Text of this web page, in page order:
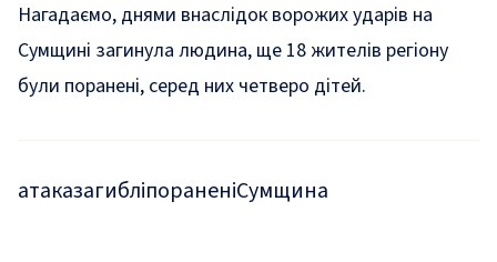
Нагадаємо, днями внаслідок ворожих ударів на
Сумщині загинула людина, ще 18 жителів регіону
були поранені, серед них четверо дітей.
атаказагибліпораненіСумщина